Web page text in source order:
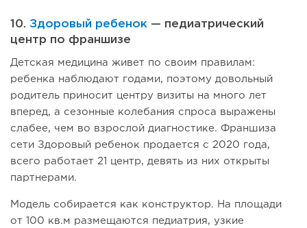
10. Здоровый ребенок — педиатрический
центр по франшизе
Детская медицина живет по своим правилам:
ребенка наблюдают годами, поэтому довольный
родитель приносит центру визиты на много лет
вперед, а сезонные колебания спроса выражены
слабее, чем во взрослой диагностике. Франшиза
сети Здоровый ребенок продается с 2020 года,
всего работает 21 центр, девять из них открыты
партнерами.
Модель собирается как конструктор. На площади
от 100 кв.м размещаются педиатрия, узкие